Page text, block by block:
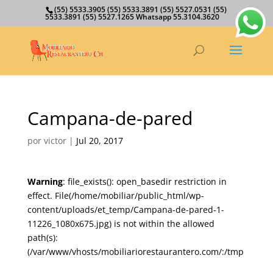
(55) 5533.3905 (55) 5533.3891 (55) 5527.0531 (55)
5533.3891 (55) 5527.1265 Whatsapp 55.3104.3620
Campana-de-pared
por victor| Jul 20, 2017
Warning: file_exists(): open_basedir restriction in
effect. File(/home/mobiliar/public_html/wp-
content/uploads/et_temp/Campana-de-pared-1-
11226_1080x675.jpg) is not within the allowed
path(s):
(/var/www/vhosts/mobiliariorestaurantero.com/:/tmp